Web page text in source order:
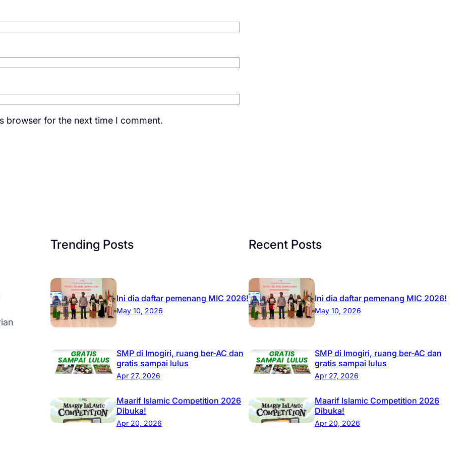
browser for the next time I comment.
Trending Posts
Ini dia daftar pemenang MIC 2026!
May 10, 2026
SMP di Imogiri, ruang ber-AC dan
gratis sampai lulus
Apr 27, 2026
Maarif Islamic Competition 2026
Dibuka!
Apr 20, 2026
Recent Posts
Ini dia daftar pemenang MIC 2026!
May 10, 2026
SMP di Imogiri, ruang ber-AC dan
gratis sampai lulus
Apr 27, 2026
Maarif Islamic Competition 2026
Dibuka!
Apr 20, 2026